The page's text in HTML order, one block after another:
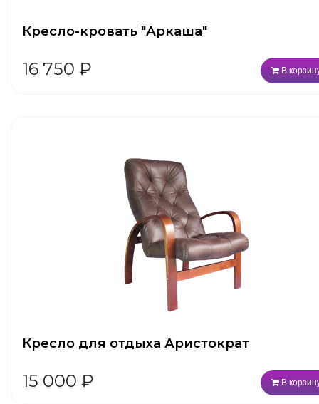
Кресло-кровать "Аркаша"
16 750 ₽ В
Кресло для отдыха Аристократ
15 000 ₽ В